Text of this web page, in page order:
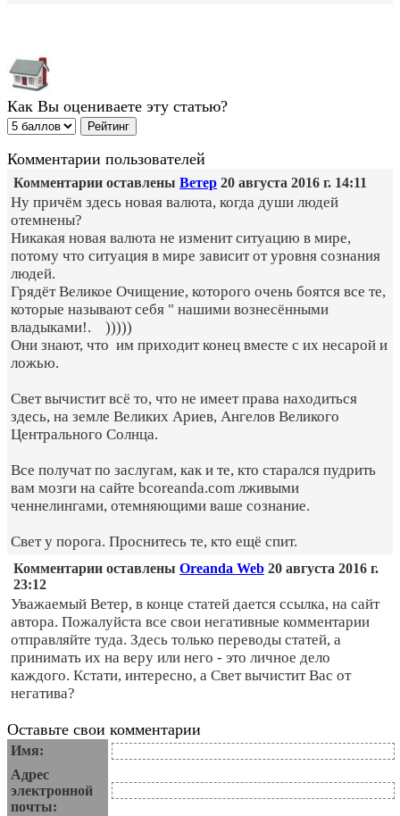
Как Вы оцениваете эту статью?
Комментарии пользователей
Комментарии оставлены Ветер 20 августа 2016 г. 14:11
Ну причём здесь новая валюта, когда души людей
отемнены?
Никакая новая валюта не изменит ситуацию в мире,
потому что ситуация в мире зависит от уровня сознания
людей.
Грядёт Великое Очищение, которого очень боятся все те,
которые называют себя " нашими вознесёнными
владыками!. )))))
Они знают, что им приходит конец вместе с их несарой и
ложью.
Свет вычистит всё то, что не имеет права находиться
здесь, на земле Великих Ариев, Ангелов Великого
Центрального Солнца.
Все получат по заслугам, как и те, кто старался пудрить
вам мозги на сайте bcoreanda.com лживыми
ченнелингами, отемняющими ваше сознание.
Свет у порога. Проснитесь те, кто ещё спит.
Комментарии оставлены Oreanda Web 20 августа 2016 г.
23:12
Уважаемый Ветер, в конце статей дается ссылка, на сайт
автора. Пожалуйста все свои негативные комментарии
отправляйте туда. Здесь только переводы статей, а
принимать их на веру или него - это личное дело
каждого. Кстати, интересно, а Свет вычистит Вас от
негатива?
Оставьте свои комментарии
Имя:
Адрес
электронной
почты: